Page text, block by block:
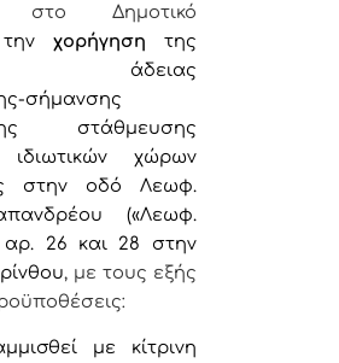
στο Δημοτικό
τηνχορήγηση της
άδειας
σήμανσης
στάθμευσης
ιδιωτικών χώρων
στην οδό Λεωφ.
(«Λεωφ.
αρ. 26 και 28 στην
, με τους εξής
με κίτρινη